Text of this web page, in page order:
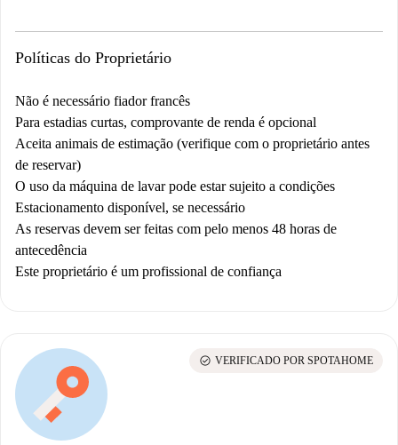
Políticas do Proprietário
Não é necessário fiador francês
Para estadias curtas, comprovante de renda é opcional
Aceita animais de estimação (verifique com o proprietário antes
de reservar)
O uso da máquina de lavar pode estar sujeito a condições
Estacionamento disponível, se necessário
As reservas devem ser feitas com pelo menos 48 horas de
antecedência
Este proprietário é um profissional de confiança
check_circle VERIFICADO POR SPOTAHOME